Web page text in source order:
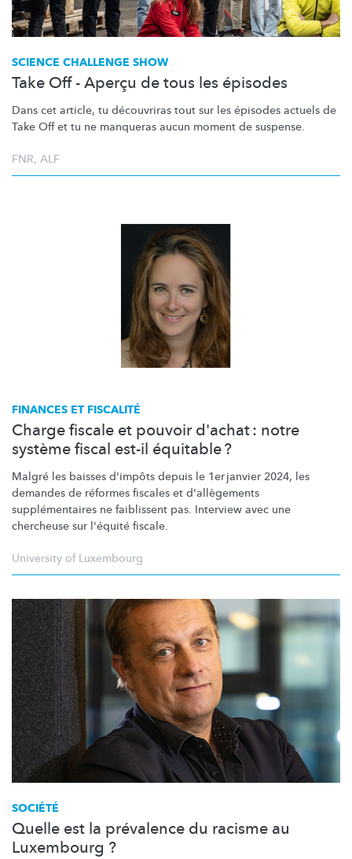
SCIENCE CHALLENGE SHOW
Take Off - Aperçu de tous les épisodes
Dans cet article, tu découvriras tout sur les épisodes actuels de
Take Off et tu ne manqueras aucun moment de suspense.
FNR, ALF
FINANCES ET FISCALITÉ
Charge fiscale et pouvoir d'achat : notre
système fiscal est-il équitable ?
Malgré les baisses d'impôts depuis le 1er janvier 2024, les
demandes de réformes fiscales et d'allègements
supplémentaires ne faiblissent pas. Interview avec une
chercheuse sur l'équité fiscale.
University of Luxembourg
SOCIÉTÉ
Quelle est la prévalence du racisme au
Luxembourg ?